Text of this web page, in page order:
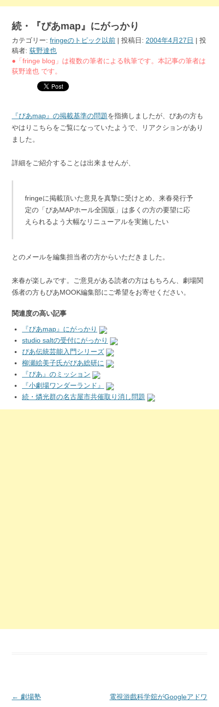
続・『ぴあmap』にがっかり
カテゴリー: fringeのトピック以前 | 投稿日: 2004年4月27日 | 投
稿者: 荻野達也
●「fringe blog」は複数の筆者による執筆です。本記事の筆者は
荻野達也 です。
『ぴあmap』の掲載基準の問題を指摘しましたが、ぴあの方も
やはりこちらをご覧になっていたようで、リアクションがあり
ました。
詳細をご紹介することは出来ませんが、
fringeに掲載頂いた意見を真摯に受けとめ、来春発行予
定の「ぴあMAPホール全国版」は多くの方の要望に応
えられるよう大幅なリニューアルを実施したい
とのメールを編集担当者の方からいただきました。
来春が楽しみです。ご意見がある読者の方はもちろん、劇場関
係者の方もぴあMOOK編集部にご希望をお寄せください。
関連度の高い記事
『ぴあmap』にがっかり
studio saltの受付にがっかり
ぴあ伝統芸能入門シリーズ
柳瀬絵美子氏がぴあ総研に
『ぴあ』のミッション
『小劇場ワンダーランド』
続・燐光群の名古屋市共催取り消し問題
投稿ナビゲーション
← 劇場塾
電視游戲科学舘がGoogleアドワ